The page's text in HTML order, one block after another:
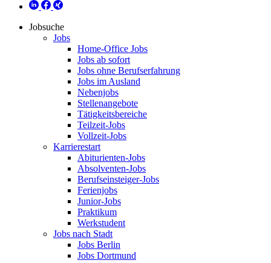
Jobsuche
Jobs
Home-Office Jobs
Jobs ab sofort
Jobs ohne Berufserfahrung
Jobs im Ausland
Nebenjobs
Stellenangebote
Tätigkeitsbereiche
Teilzeit-Jobs
Vollzeit-Jobs
Karrierestart
Abiturienten-Jobs
Absolventen-Jobs
Berufseinsteiger-Jobs
Ferienjobs
Junior-Jobs
Praktikum
Werkstudent
Jobs nach Stadt
Jobs Berlin
Jobs Dortmund